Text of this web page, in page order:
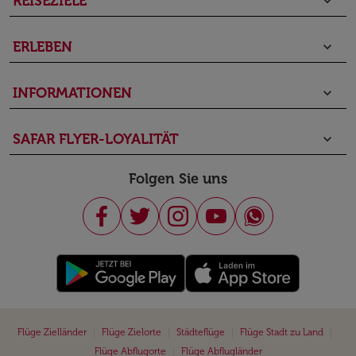
ERLEBEN keyboard_arrow_down
INFORMATIONEN keyboard_arrow_down
SAFAR FLYER-LOYALITÄT keyboard_arrow_down
Folgen Sie uns
Flüge Zielländer Flüge Zielorte Städteflüge Flüge Stadt zu Land
Flüge Abflugorte
Flüge Abflugländer